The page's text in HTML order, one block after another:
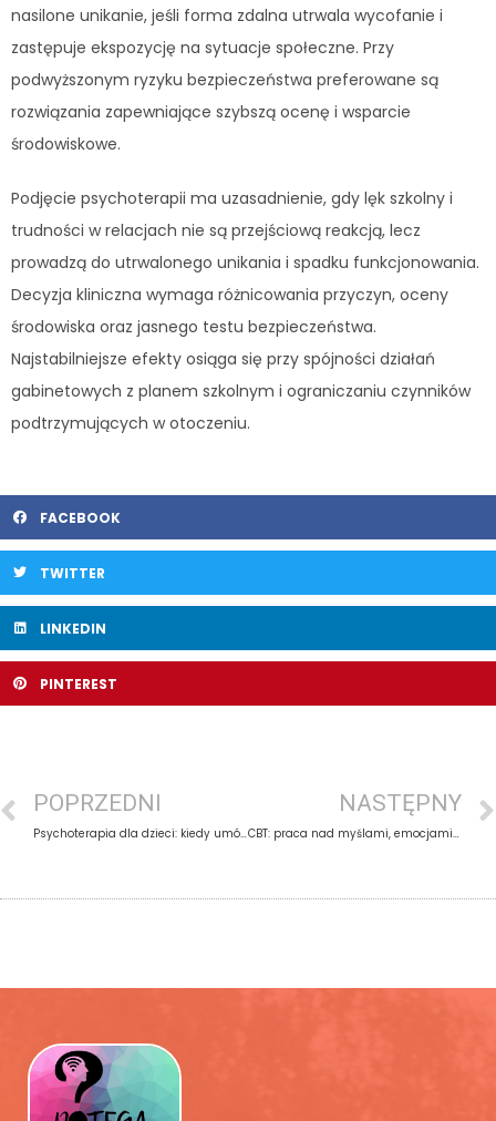
nasilone unikanie, jeśli forma zdalna utrwala wycofanie i
zastępuje ekspozycję na sytuacje społeczne. Przy
podwyższonym ryzyku bezpieczeństwa preferowane są
rozwiązania zapewniające szybszą ocenę i wsparcie
środowiskowe.
Podjęcie psychoterapii ma uzasadnienie, gdy lęk szkolny i
trudności w relacjach nie są przejściową reakcją, lecz
prowadzą do utrwalonego unikania i spadku funkcjonowania.
Decyzja kliniczna wymaga różnicowania przyczyn, oceny
środowiska oraz jasnego testu bezpieczeństwa.
Najstabilniejsze efekty osiąga się przy spójności działań
gabinetowych z planem szkolnym i ograniczaniu czynników
podtrzymujących w otoczeniu.
FACEBOOK
TWITTER
LINKEDIN
PINTEREST
POPRZEDNI
Psychoterapia dla dzieci: kiedy umówić konsultację?
NASTĘPNY
CBT: praca nad myślami, emocjami i zachowaniem